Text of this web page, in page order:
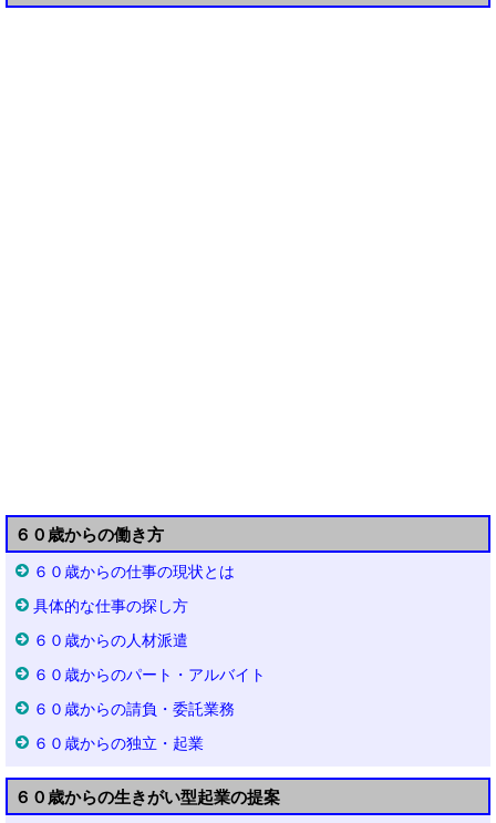
６０歳からの働き方
６０歳からの仕事の現状とは
具体的な仕事の探し方
６０歳からの人材派遣
６０歳からのパート・アルバイト
６０歳からの請負・委託業務
６０歳からの独立・起業
６０歳からの生きがい型起業の提案